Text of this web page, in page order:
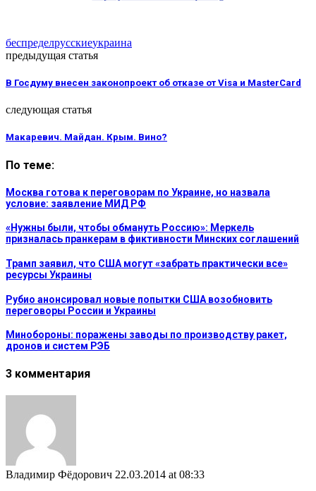
беспределрусскиеукраина
предыдущая статья
В Госдуму внесен законопроект об отказе от Visa и MasterCard
следующая статья
Макаревич. Майдан. Крым. Вино?
По теме:
Москва готова к переговорам по Украине, но назвала
условие: заявление МИД РФ
«Нужны были, чтобы обмануть Россию»: Меркель
призналась пранкерам в фиктивности Минских соглашений
Трамп заявил, что США могут «забрать практически все»
ресурсы Украины
Рубио анонсировал новые попытки США возобновить
переговоры России и Украины
Минобороны: поражены заводы по производству ракет,
дронов и систем РЭБ
3 комментария
Владимир Фёдорович 22.03.2014 at 08:33